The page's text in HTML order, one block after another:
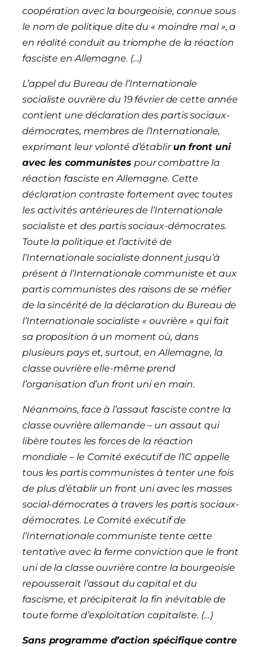
coopération avec la bourgeoisie, connue sous
le nom de politique dite du « moindre mal », a
en réalité conduit au triomphe de la réaction
fasciste en Allemagne. (…)
L’appel du Bureau de l’Internationale
socialiste ouvrière du 19 février de cette année
contient une déclaration des partis sociaux-
démocrates, membres de l’Internationale,
exprimant leur volonté d’établir un front uni
avec les communistes pour combattre la
réaction fasciste en Allemagne. Cette
déclaration contraste fortement avec toutes
les activités antérieures de l’Internationale
socialiste et des partis sociaux-démocrates.
Toute la politique et l’activité de
l’Internationale socialiste donnent jusqu’à
présent à l’Internationale communiste et aux
partis communistes des raisons de se méfier
de la sincérité de la déclaration du Bureau de
l’Internationale socialiste « ouvrière » qui fait
sa proposition à un moment où, dans
plusieurs pays et, surtout, en Allemagne, la
classe ouvrière elle-même prend
l’organisation d’un front uni en main.
Néanmoins, face à l’assaut fasciste contre la
classe ouvrière allemande – un assaut qui
libère toutes les forces de la réaction
mondiale – le Comité exécutif de l’IC appelle
tous les partis communistes à tenter une fois
de plus d’établir un front uni avec les masses
social-démocrates à travers les partis sociaux-
démocrates. Le Comité exécutif de
l’Internationale communiste tente cette
tentative avec la ferme conviction que le front
uni de la classe ouvrière contre la bourgeoisie
repousserait l’assaut du capital et du
fascisme, et précipiterait la fin inévitable de
toute forme d’exploitation capitaliste. (…)
Sans programme d’action spécifique contre